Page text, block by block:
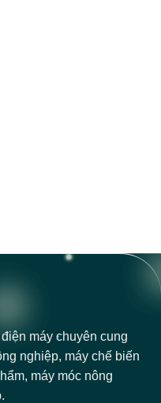
máy chuyên cung
nghiệp, máy chế biến
máy móc nông